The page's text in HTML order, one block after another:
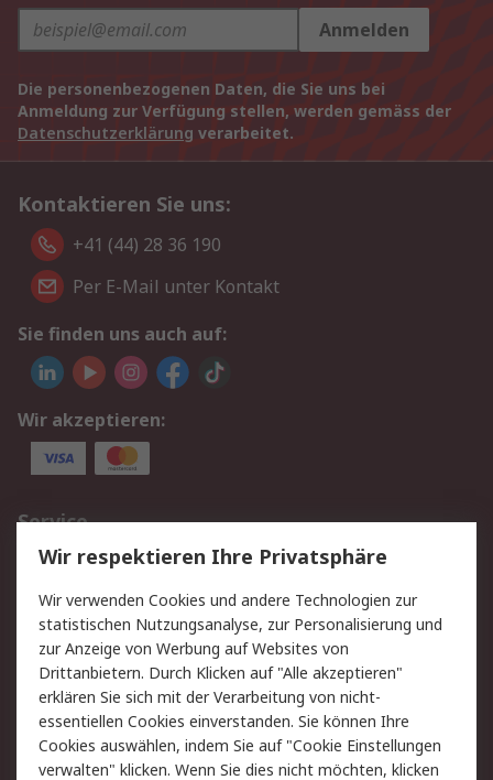
Anmelden
Die personenbezogenen Daten, die Sie uns bei
Anmeldung zur Verfügung stellen, werden gemäss der
Datenschutzerklärung verarbeitet.
Kontaktieren Sie uns:
+41 (44) 28 36 190
Per E-Mail unter Kontakt
Sie finden uns auch auf:
Wir akzeptieren:
Service
Value Added Services
Lieferlösungen
Rücksendungen
Kontakt
Hilfe
Rechtliches
AGB
Datenschutz
Cookie-Richtlinie
Zahlungsbedingungen
Wir respektieren Ihre Privatsphäre
Wir verwenden Cookies und andere Technologien zur
statistischen Nutzungsanalyse, zur Personalisierung und
zur Anzeige von Werbung auf Websites von
Drittanbietern. Durch Klicken auf "Alle akzeptieren"
erklären Sie sich mit der Verarbeitung von nicht-
essentiellen Cookies einverstanden. Sie können Ihre
Cookies auswählen, indem Sie auf "Cookie Einstellungen
verwalten" klicken. Wenn Sie dies nicht möchten, klicken